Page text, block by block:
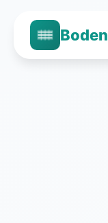
Boden